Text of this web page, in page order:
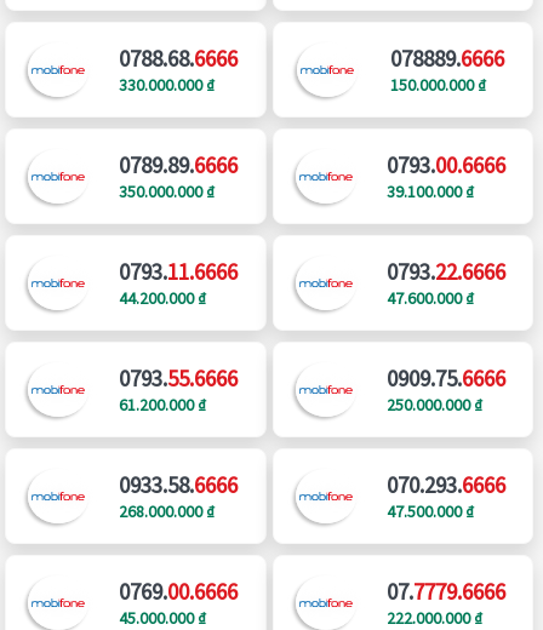
0788.68.6666
330.000.000 ₫
078889.6666
150.000.000 ₫
0789.89.6666
350.000.000 ₫
0793.00.6666
39.100.000 ₫
0793.11.6666
44.200.000 ₫
0793.22.6666
47.600.000 ₫
0793.55.6666
61.200.000 ₫
0909.75.6666
250.000.000 ₫
0933.58.6666
268.000.000 ₫
070.293.6666
47.500.000 ₫
0769.00.6666
45.000.000 ₫
07.7779.6666
222.000.000 ₫